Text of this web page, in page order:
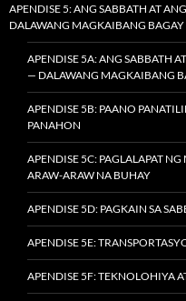
APENDISE 5: ANG SABBATH AT
DALAWANG MAGKAIBANG BAGAY
APENDISE 5A: ANG SABBATH
— DALAWANG MAGKAIBANG
APENDISE 5B: PAANO
PANAHON
APENDISE 5C: PAGLALAPAT
ARAW-ARAW NA BUHAY
APENDISE 5D: PAGKAIN SA
APENDISE 5E:
APENDISE 5F: TEKNOLOHIYA